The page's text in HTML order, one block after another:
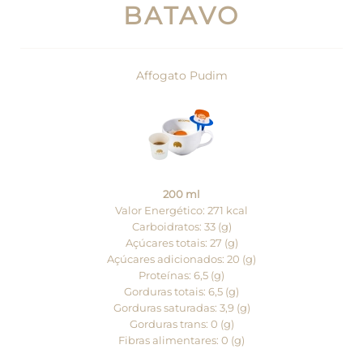
BATAVO
Affogato Pudim
200 ml
Valor Energético: 271 kcal
Carboidratos: 33 (g)
Açúcares totais: 27 (g)
Açúcares adicionados: 20 (g)
Proteínas: 6,5 (g)
Gorduras totais: 6,5 (g)
Gorduras saturadas: 3,9 (g)
Gorduras trans: 0 (g)
Fibras alimentares: 0 (g)